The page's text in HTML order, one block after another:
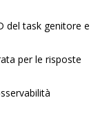
del task genitore e
per le risposte